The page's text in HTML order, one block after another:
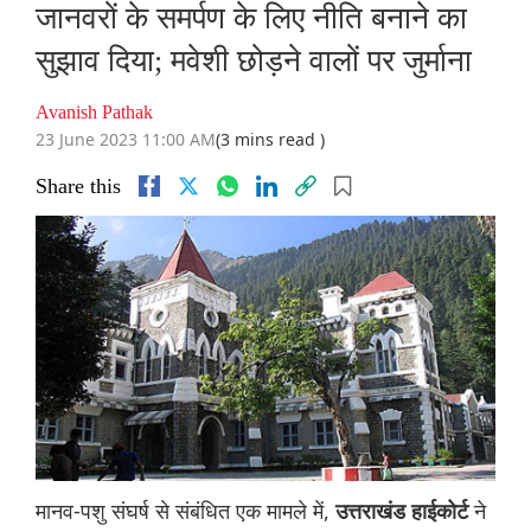
जानवरों के समर्पण के लिए नीति बनाने का
सुझाव दिया; मवेशी छोड़ने वालों पर जुर्माना
Avanish Pathak
23 June 2023 11:00 AM(3 mins read )
Share this
मानव-पशु संघर्ष से संबंधित एक मामले में,उत्तराखंड हाईकोर्टने